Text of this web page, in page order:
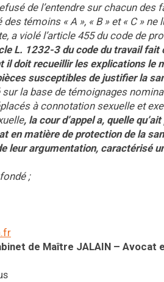
de l’entendre sur chacun
témoins « A », « B » et « C »
a violé l’article 455 du code de
L. 1232-3 du code du travail fait
il doit recueillir les explications
susceptibles de justifier la
la base de témoignages
à connotation sexuelle et
, la cour d’appel a, quelle
en matière de protection de la
leur argumentation, caractérisé
;
de Maître JALAIN – Avocat